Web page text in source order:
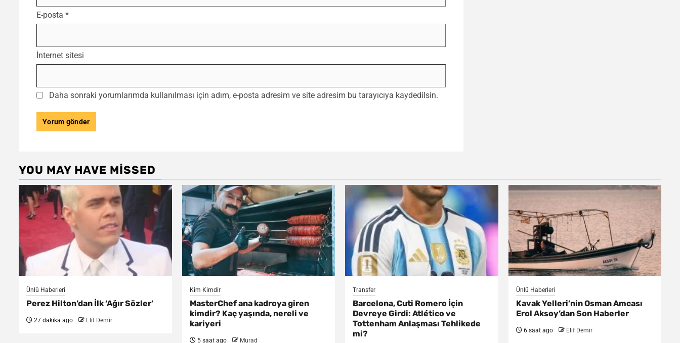
E-posta *
İnternet sitesi
Daha sonraki yorumlarımda kullanılması için adım, e-posta adresim ve site adresim bu tarayıcıya kaydedilsin.
YOU MAY HAVE MISSED
Ünlü Haberleri
Perez Hilton’dan İlk ‘Ağır Sözler’
27 dakika ago Elif Demir
Kim Kimdir
MasterChef ana kadroya giren
kimdir? Kaç yaşında, nereli ve
kariyeri
5 saat ago Murad
Transfer
Barcelona, Cuti Romero İçin
Devreye Girdi: Atlético ve
Tottenham Anlaşması Tehlikede
mi?
Ünlü Haberleri
Kavak Yelleri’nin Osman Amcası
Erol Aksoy’dan Son Haberler
6 saat ago Elif Demir